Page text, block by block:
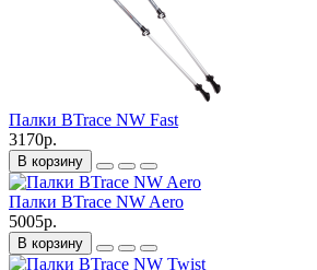
Палки BTrace NW Fast
3170р.
В корзину
Палки BTrace NW Aero
5005р.
В корзину